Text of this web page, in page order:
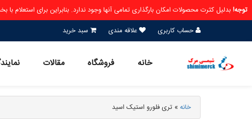
توجه!بدلیل کثرت محصولات امکان بارگذاری تمامی آنها وجود ندارد. بنابراین برای
حساب کاربری
علاقه مندی سبد خرید
خانه فروشگاه مقالات
خانه» تری فلورو استیک اسید